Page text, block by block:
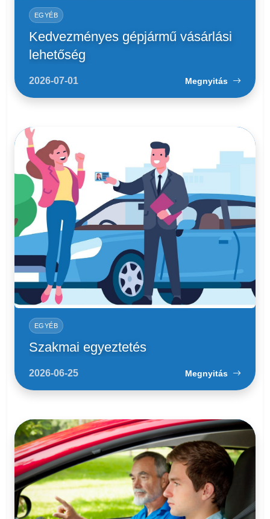
EGYÉB
Kedvezményes gépjármű vásárlási
lehetőség
2026-07-01 Megnyitás
EGYÉB
Szakmai egyeztetés
2026-06-25 Megnyitás